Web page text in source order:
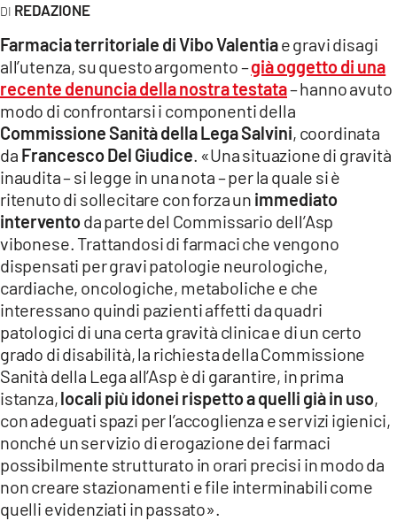
Network
LACPLAY.IT
LACTV.IT
LACONAIR.IT
LACITYMAG.IT
ILREGGINO.IT
COSENZACHANNEL.IT
ILVIBONESE.IT
CATANZAROCHANNEL.IT
LACAPITALENEWS.IT
ANDROID
APPLE
REDAZIONE
Farmacia territoriale di Vibo Valentiae gravi disagi
all’utenza, su questo argomento –già oggetto di una
recente denuncia della nostra testata– hanno avuto
modo di confrontarsi i componenti della
Commissione Sanità della Lega Salvini, coordinata
da Francesco Del Giudice. «Una situazione di gravità
inaudita – si legge in una nota – per la quale si è
ritenuto di sollecitare con forza un immediato
interventoda parte del Commissario dell’Asp
vibonese. Trattandosi di farmaci che vengono
dispensati per gravi patologie neurologiche,
cardiache, oncologiche, metaboliche e che
interessano quindi pazienti affetti da quadri
patologici di una certa gravità clinica e di un certo
grado di disabilità, la richiesta della Commissione
Sanità della Lega all’Asp è di garantire, in prima
istanza,locali più idonei rispetto a quelli già in uso,
con adeguati spazi per l’accoglienza e servizi igienici,
nonché un servizio di erogazione dei farmaci
possibilmente strutturato in orari precisi in modo da
non creare stazionamenti e file interminabili come
quelli evidenziati in passato».